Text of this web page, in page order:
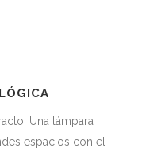
Una lámpara
espacios con el